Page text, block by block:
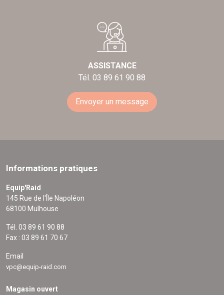
ASSISTANCE
Tél. 03 89 61 90 88
Envoyer un message
Informations pratiques
Equip'Raid
145 Rue de l'Île Napoléon
68100 Mulhouse
Tél. 03 89 61 90 88
Fax : 03 89 61 70 67
Email
vpc@equip-raid.com
Magasin ouvert